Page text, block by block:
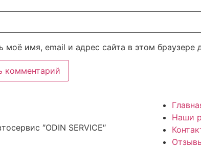
моё имя, email и адрес сайта в этом
″ODIN SERVICE″
Наши